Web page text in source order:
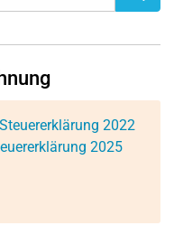
Steuererklärung 2022
2025